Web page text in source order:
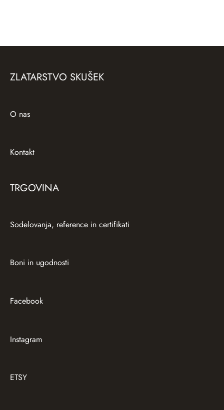
ZLATARSTVO SKUŠEK
O nas
Kontakt
TRGOVINA
Sodelovanja, reference in certifikati
Boni in ugodnosti
Facebook
Instagram
ETSY